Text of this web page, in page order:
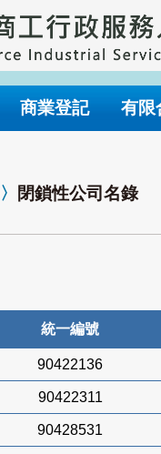
商業登記 有限
〉 閉鎖性公司名錄
統一編號
90422136
90422311
90428531